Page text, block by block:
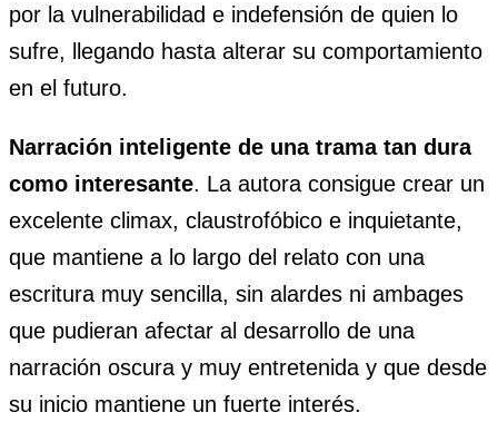
por la vulnerabilidad e indefensión de quien lo
sufre, llegando hasta alterar su comportamiento
en el futuro.
Narración inteligente de una trama tan dura
como interesante. La autora consigue crear un
excelente climax, claustrofóbico e inquietante,
que mantiene a lo largo del relato con una
escritura muy sencilla, sin alardes ni ambages
que pudieran afectar al desarrollo de una
narración oscura y muy entretenida y que desde
su inicio mantiene un fuerte interés.